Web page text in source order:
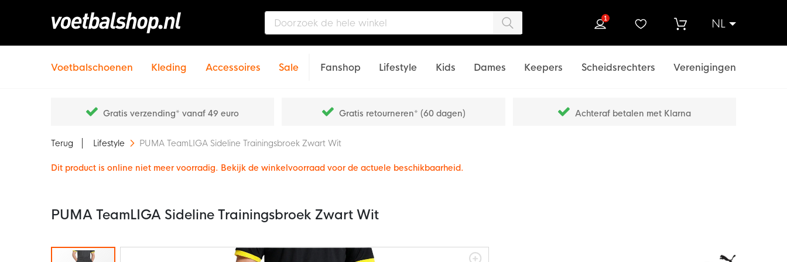
NL
1
Voetbalschoenen Kleding Accessoires Sale Fanshop Lifestyle Kids Dames Keepers Scheidsrechters Verenigingen
Gratis verzending* vanaf 49 euro Gratis retourneren* (60 dagen) Achteraf betalen met Klarna
Terug Lifestyle PUMA TeamLIGA Sideline Trainingsbroek Zwart Wit
Dit product is online niet meer voorradig. Bekijk de winkelvoorraad voor de actuele beschikbaarheid.
PUMA TeamLIGA Sideline Trainingsbroek Zwart Wit
Ga